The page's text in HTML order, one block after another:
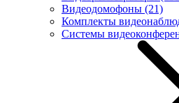
Видеодомофоны (21)
Комплекты
Системы